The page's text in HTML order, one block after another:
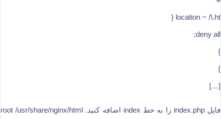
location ~ /\.ht {
deny all;
}
}
[…]
فایل index.php را به خط index اضافه کنید. root /usr/share/nginx/html